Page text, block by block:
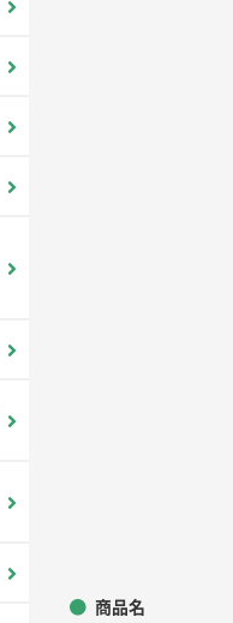
商品名